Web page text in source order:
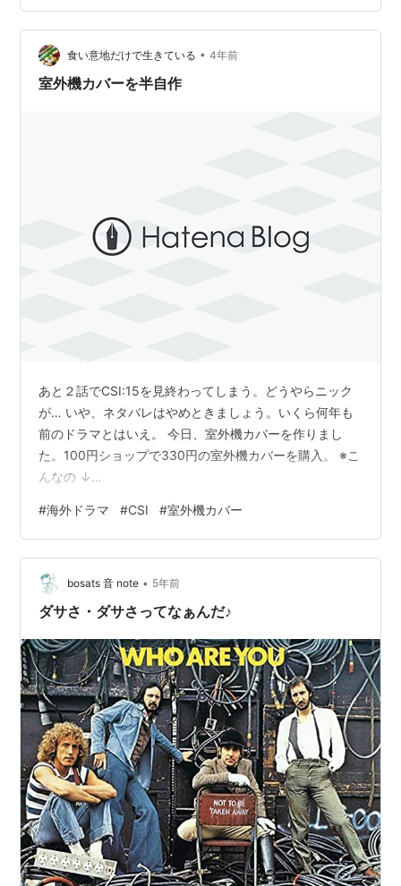
に"CSI"という名称の部署は存在していなかったが 2000
年からアメリカで放送を開始した『CSI:科学捜査班』の
ヒットに伴って 実際に"CSI"という名称の部署が誕生しま
した。 日本の科捜研と呼ばれる証拠を分析…
食い意地だけで生きている • 4年前
室外機カバーを半自作
あと２話でCSI:15を見終わってしまう。どうやらニック
が… いや、ネタバレはやめときましょう。いくら何年も
前のドラマとはいえ。 今日、室外機カバーを作りまし
た。100円ショップで330円の室外機カバーを購入。 ※こ
んなの ↓
E3%82%B3%E3%83%B3%E5%AE%A4%E5%A4%96%E6
%A9%9F%E9%81%AE%E7%86%B1%E3%82%B7%E3%8
3%BC%E3%83%88-
2%E6%9E%9A%E3%82%BB%E3%83%83%E3%83%88-
%E6%B1%9A%E3%8…
#海外ドラマ #CSI #室外機カバー
bosats 音 note • 5年前
ダサさ・ダサさってなぁんだ♪